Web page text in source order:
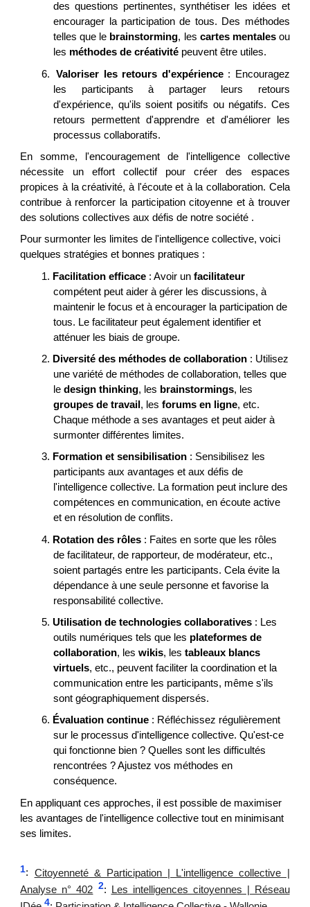
des questions pertinentes, synthétiser les idées et
encourager la participation de tous. Des méthodes
telles que le brainstorming, les cartes mentalesou
les méthodes de créativité peuvent être utiles.
6.
Valoriser les retours d'expérience: Encouragez
les participants à partager leurs retours
d'expérience, qu'ils soient positifs ou négatifs. Ces
retours permettent d'apprendre et d'améliorer les
processus collaboratifs.
En somme, l'encouragement de l'intelligence collective
nécessite un effort collectif pour créer des espaces
propices à la créativité, à l'écoute et à la collaboration. Cela
contribue à renforcer la participation citoyenne et à trouver
des solutions collectives aux défis de notre société .
Pour surmonter les limites de l'intelligence collective, voici
quelques stratégies et bonnes pratiques :
1. Facilitation efficace : Avoir unfacilitateur
compétent peut aider à gérer les discussions, à
maintenir le focus et à encourager la participation de
tous. Le facilitateur peut également identifier et
atténuer les biais de groupe.
2. Diversité des méthodes de collaboration : Utilisez
une variété de méthodes de collaboration, telles que
ledesign thinking, les brainstormings, les
groupes de travail , lesforums en ligne, etc.
Chaque méthode a ses avantages et peut aider à
surmonter différentes limites.
3. Formation et sensibilisation : Sensibilisez les
participants aux avantages et aux défis de
l'intelligence collective. La formation peut inclure des
compétences en communication, en écoute active
et en résolution de conflits.
4. Rotation des rôles : Faites en sorte que les rôles
de facilitateur, de rapporteur, de modérateur, etc.,
soient partagés entre les participants. Cela évite la
dépendance à une seule personne et favorise la
responsabilité collective.
5. Utilisation de technologies collaboratives : Les
outils numériques tels que les plateformes de
collaboration, leswikis, lestableaux blancs
virtuels, etc., peuvent faciliter la coordination et la
communication entre les participants, même s'ils
sont géographiquement dispersés.
6. Évaluation continue : Réfléchissez régulièrement
sur le processus d'intelligence collective. Qu'est-ce
qui fonctionne bien ? Quelles sont les difficultés
rencontrées ? Ajustez vos méthodes en
conséquence.
En appliquant ces approches, il est possible de maximiser
les avantages de l'intelligence collective tout en minimisant
ses limites.
1:
Citoyenneté & Participation | L'intelligence collective |
Analyse n° 402 2:
Les intelligences citoyennes | Réseau
4